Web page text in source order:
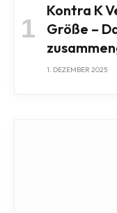
Kontra K
Größe –
1. DEZEMBER 2025